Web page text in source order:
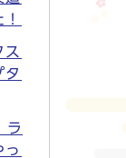
タ
ラ
っ